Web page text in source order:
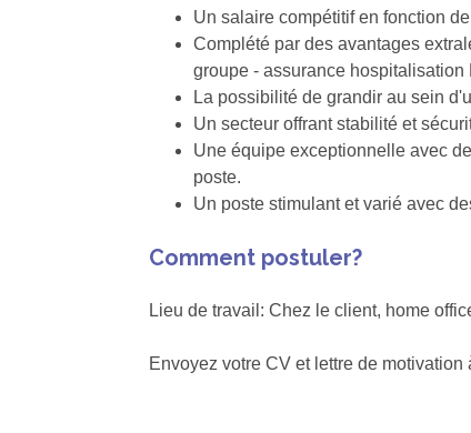
Un salaire compétitif en fonction
Complété par des avantages
groupe - assurance
La possibilité de grandir au sein
Un secteur offrant stabilité et
Une équipe exceptionnelle avec
poste.
Un poste stimulant et varié avec
Comment postuler?
Lieu de travail: Chez le client, home
Envoyez votre CV et lettre de motivation